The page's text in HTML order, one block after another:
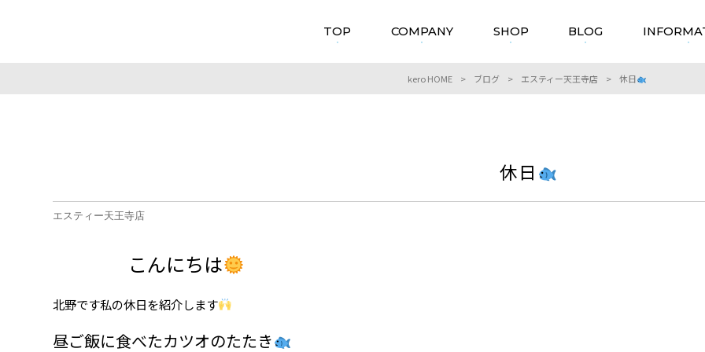
TOP COMPANY SHOP BLOG
kero HOME > ブログ > エスティー天王寺店 > 休日
休日
エスティー天王寺店
こんにちは
北野です私の休日を紹介します
昼ご飯に食べたカツオのたたき